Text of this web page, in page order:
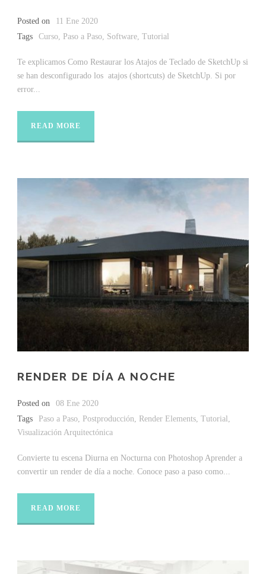
Posted on
11 Ene 2020
Tags
Curso Paso a Paso Software Tutorial
Te explicamos Como Restaurar los Atajos de Teclado de SketchUp si
se han desconfigurado los atajos (shortcuts) de SketchUp. Si por
error...
READ MORE
RENDER DE DÍA A NOCHE
Posted on
08 Ene 2020
Tags
Paso a Paso, Postproducción, Render Elements, Tutorial ,
Visualización Arquitectónica
Convierte tu escena Diurna en Nocturna con Photoshop Aprender a
convertir un render de día a noche. Conoce paso a paso como...
READ MORE